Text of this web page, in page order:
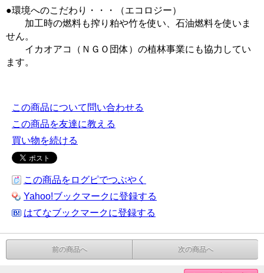
●環境へのこだわり・・・（エコロジー）
加工時の燃料も搾り粕や竹を使い、石油燃料を使いま
せん。
イカオアコ（ＮＧＯ団体）の植林事業にも協力してい
ます。
この商品について問い合わせる
この商品を友達に教える
買い物を続ける
この商品をログピでつぶやく
Yahoo!ブックマークに登録する
はてなブックマークに登録する
前の商品へ 次の商品へ